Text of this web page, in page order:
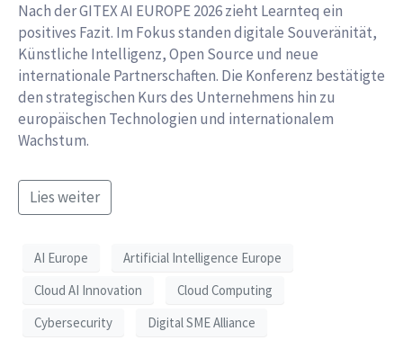
Nach der GITEX AI EUROPE 2026 zieht Learnteq ein
positives Fazit. Im Fokus standen digitale Souveränität,
Künstliche Intelligenz, Open Source und neue
internationale Partnerschaften. Die Konferenz bestätigte
den strategischen Kurs des Unternehmens hin zu
europäischen Technologien und internationalem
Wachstum.
Lies weiter
AI Europe
Artificial Intelligence Europe
Cloud AI Innovation
Cloud Computing
Cybersecurity
Digital SME Alliance